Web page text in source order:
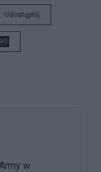
Udostępnij
95
w